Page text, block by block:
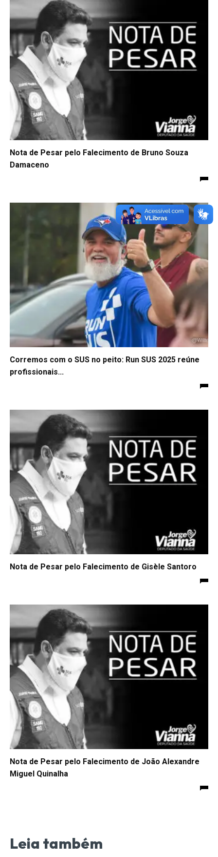
Nota de Pesar pelo Falecimento de Bruno Souza
Damaceno
Corremos com o SUS no peito: Run SUS 2025 reúne
profissionais...
Nota de Pesar pelo Falecimento de Gisèle Santoro
Nota de Pesar pelo Falecimento de João Alexandre
Miguel Quinalha
Leia também